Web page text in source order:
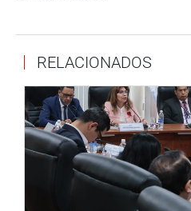
RELACIONADOS